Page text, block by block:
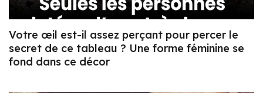
Votre œil est-il assez perçant pour percer le
secret de ce tableau ? Une forme féminine se
fond dans ce décor